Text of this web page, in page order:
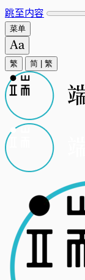
跳至内容
菜单
繁 简 繁